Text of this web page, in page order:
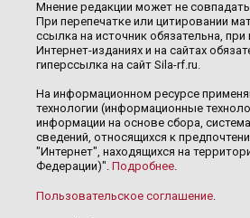
Мнение редакции может не
При перепечатке или цитировании
ссылка на источник обязательна,
Интернет-изданиях и на сайтах
гиперссылка на сайт Sila-rf.ru.
На информационном ресурсе
технологии (информационные
информации на основе сбора,
сведений, относящихся к
"Интернет", находящихся на
Федерации)". Подробнее.
Пользовательское соглашение.